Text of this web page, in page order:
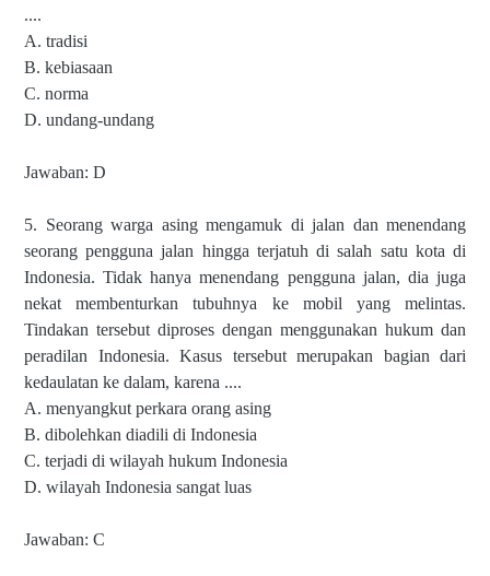
....
A. tradisi
B. kebiasaan
C. norma
D. undang-undang
Jawaban: D
5. Seorang warga asing mengamuk di jalan dan menendang
seorang pengguna jalan hingga terjatuh di salah satu kota di
Indonesia. Tidak hanya menendang pengguna jalan, dia juga
nekat membenturkan tubuhnya ke mobil yang melintas.
Tindakan tersebut diproses dengan menggunakan hukum dan
peradilan Indonesia. Kasus tersebut merupakan bagian dari
kedaulatan ke dalam, karena ....
A. menyangkut perkara orang asing
B. dibolehkan diadili di Indonesia
C. terjadi di wilayah hukum Indonesia
D. wilayah Indonesia sangat luas
Jawaban: C